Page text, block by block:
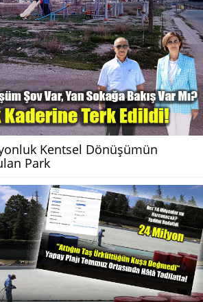
Kentsel Dönüşümün
Park